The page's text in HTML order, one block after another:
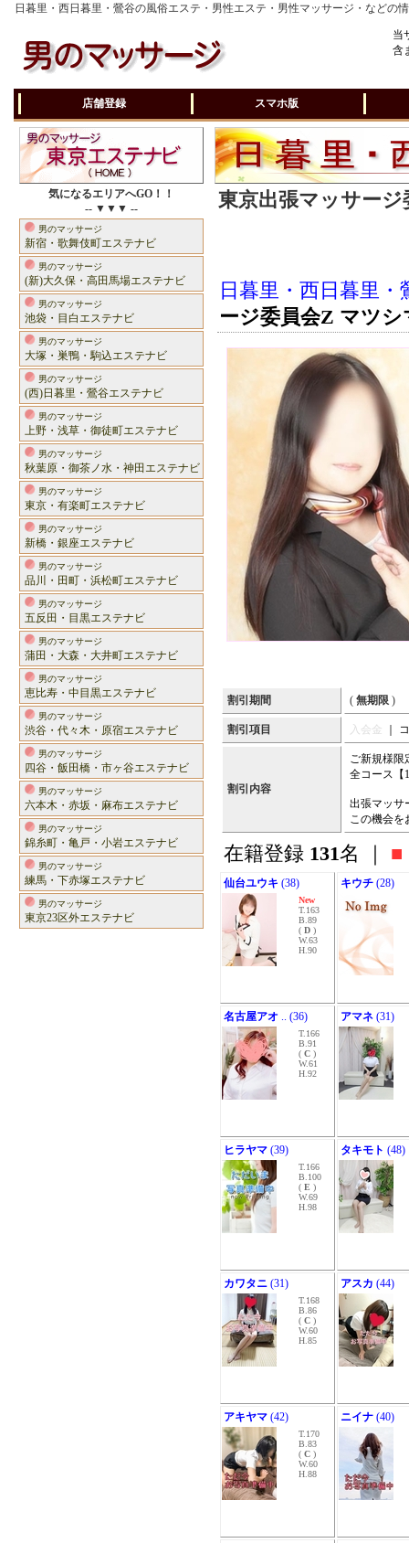
日暮里・西日暮里・鶯谷の風俗エステ・男性エステ・男性マッサージ・などの
当
含
店舗登録 スマホ版
気になるエリアへGO！！
-- ▼▼▼ --
男のマッサージ
新宿・歌舞伎町エステナビ
男のマッサージ
(新)大久保・高田馬場エステナビ
男のマッサージ
池袋・目白エステナビ
男のマッサージ
大塚・巣鴨・駒込エステナビ
男のマッサージ
(西)日暮里・鶯谷エステナビ
男のマッサージ
上野・浅草・御徒町エステナビ
男のマッサージ
秋葉原・御茶ノ水・神田エステナビ
男のマッサージ
東京・有楽町エステナビ
男のマッサージ
新橋・銀座エステナビ
男のマッサージ
品川・田町・浜松町エステナビ
男のマッサージ
五反田・目黒エステナビ
男のマッサージ
蒲田・大森・大井町エステナビ
男のマッサージ
恵比寿・中目黒エステナビ
男のマッサージ
渋谷・代々木・原宿エステナビ
男のマッサージ
四谷・飯田橋・市ヶ谷エステナビ
男のマッサージ
六本木・赤坂・麻布エステナビ
男のマッサージ
錦糸町・亀戸・小岩エステナビ
男のマッサージ
練馬・下赤塚エステナビ
男のマッサージ
東京23区外エステナビ
東京出張マッサー
日暮里・西日暮里
ージ委員会Z マツシ
割引期間 ( 無期限 )
割引項目 入会金 ｜
割引内容
ご新規様限
全コース【
出張マッサ
この機会を
在籍登録 131名 ｜ ■
仙台ユウキ (38)
New
T.163
B.89
( D )
W.63
H.90
キウチ (28)
名古屋アオ .. (36)
T.166
B.91
( C )
W.61
H.92
アマネ (31)
ヒラヤマ (39)
T.166
B.100
( E )
W.69
H.98
タキモト (48)
カワタニ (31)
T.168
B.86
( C )
W.60
H.85
アスカ (44)
アキヤマ (42)
T.170
B.83
( C )
W.60
H.88
ニイナ (40)